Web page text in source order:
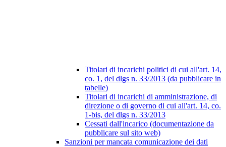
Titolari di incarichi politici di cui all'art. 14,
co. 1, del dlgs n. 33/2013 (da pubblicare in
tabelle)
Titolari di incarichi di amministrazione, di
direzione o di governo di cui all'art. 14, co.
1-bis, del dlgs n. 33/2013
Cessati dall'incarico (documentazione da
pubblicare sul sito web)
Sanzioni per mancata comunicazione dei dati